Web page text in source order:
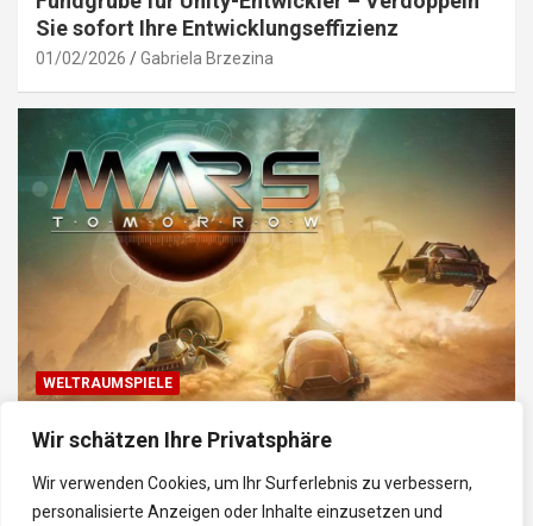
Wir schätzen Ihre Privatsphäre
Wir verwenden Cookies, um Ihr Surferlebnis zu verbessern,
personalisierte Anzeigen oder Inhalte einzusetzen und
Sie sofort Ihre Entwicklungseffizienz
01/02/2026 Gabriela Brzezina
WELTRAUMSPIELE
Top Weltraum-Browser-Spiele: Erkunde, baue